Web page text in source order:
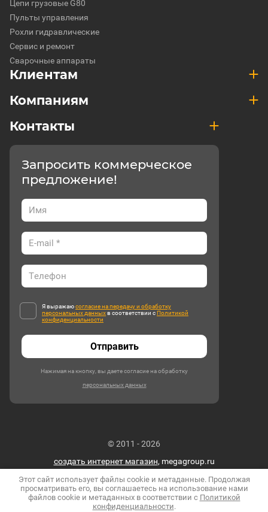
Цепи грузовые G80
Пульты управления
Рохли гидравлические
Сервис и ремонт
Сварочные аппараты
Клиентам
Компаниям
Контакты
Запросить коммерческое
предложение!
Я выражаюсогласие на передачу и обработку
персональных данныхв соответствии с Политикой
конфиденциальности
Отправить
Нажимая на кнопку, вы даете согласие на обработку
персональных данных
© 2011 - 2026
создать интернет магазин, megagroup.ru
Этот сайт использует файлы cookie и метаданные. Продолжая
просматривать его, вы соглашаетесь на использование нами
файлов cookie и метаданных в соответствии с Политикой
конфиденциальности.